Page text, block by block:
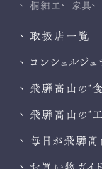
桐細工 家具
取扱店一覧
コンシェルジュ
飛騨高山の”
飛騨高山の”
毎日が飛騨高